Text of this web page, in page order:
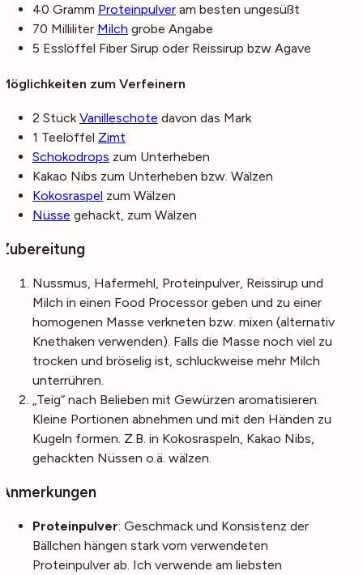
40 Gramm Proteinpulver am besten ungesüßt
70 Milliliter Milch grobe Angabe
5 Esslöffel Fiber Sirup oder Reissirup bzw Agave
Möglichkeiten zum Verfeinern
2 Stück Vanilleschote davon das Mark
1 Teelöffel Zimt
Schokodrops zum Unterheben
Kakao Nibs zum Unterheben bzw. Wälzen
Kokosraspel zum Wälzen
Nüsse gehackt, zum Wälzen
Zubereitung
Nussmus, Hafermehl, Proteinpulver, Reissirup und
Milch in einen Food Processor geben und zu einer
homogenen Masse verkneten bzw. mixen (alternativ
Knethaken verwenden). Falls die Masse noch viel zu
trocken und bröselig ist, schluckweise mehr Milch
unterrühren.
„Teig“ nach Belieben mit Gewürzen aromatisieren.
Kleine Portionen abnehmen und mit den Händen zu
Kugeln formen. Z.B. in Kokosraspeln, Kakao Nibs,
gehackten Nüssen o.ä. wälzen.
Anmerkungen
Proteinpulver: Geschmack und Konsistenz der
Bällchen hängen stark vom verwendeten
Proteinpulver ab. Ich verwende am liebsten